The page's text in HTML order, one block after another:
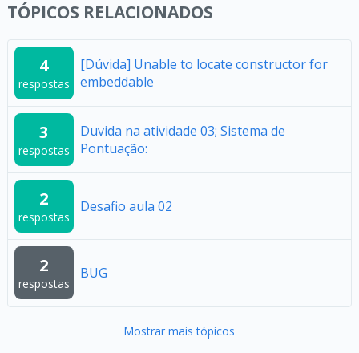
TÓPICOS RELACIONADOS
4
respostas
[Dúvida] Unable to locate constructor for
embeddable
3
respostas
Duvida na atividade 03; Sistema de
Pontuação:
2
respostas
Desafio aula 02
2
respostas
BUG
Mostrar mais tópicos